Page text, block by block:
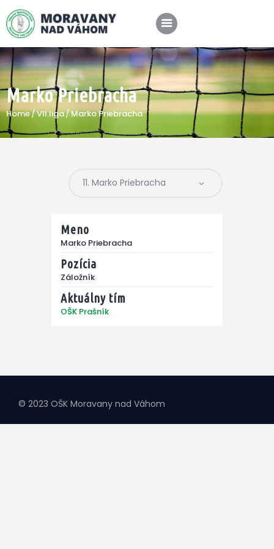
Marko Priebracha
Home VII.liga Marko Priebracha
SPRÁVY
KLUB
Meno
Marko Priebracha
Pozícia
Záložník
Aktuálny tím
OŠK Prašník
© 2023 OŠK Moravany nad Váhom